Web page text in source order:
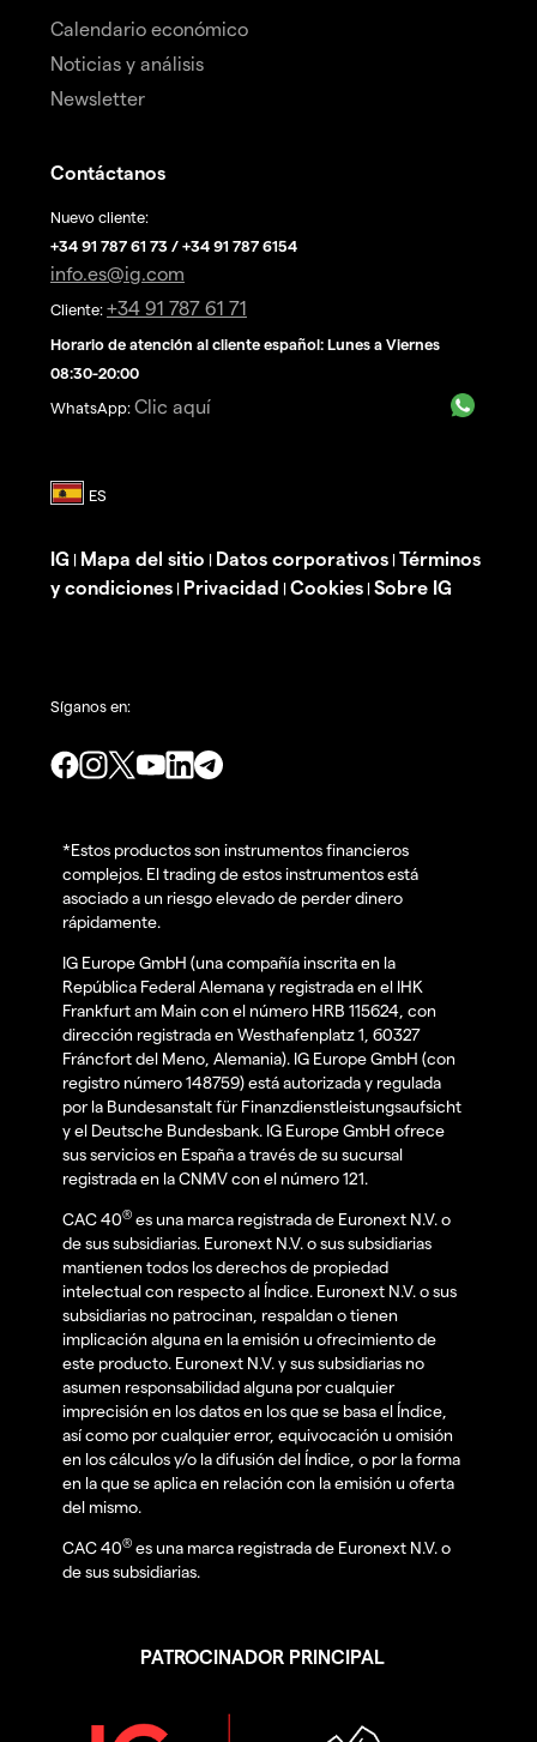
Calendario económico
Noticias y análisis
Newsletter
Contáctanos
Nuevo cliente:
+34 91 787 61 73 / +34 91 787 6154
info.es@ig.com
Cliente: +34 91 787 61 71
Horario de atención al cliente español: Lunes a Viernes
08:30-20:00
WhatsApp: Clic aquí
IG | Mapa del sitio | Datos corporativos | Términos
y condiciones | Privacidad | Cookies | Sobre IG
Síganos en:
*Estos productos son instrumentos financieros
complejos. El trading de estos instrumentos está
asociado a un riesgo elevado de perder dinero
rápidamente.
IG Europe GmbH (una compañía inscrita en la
República Federal Alemana y registrada en el IHK
Frankfurt am Main con el número HRB 115624, con
dirección registrada en Westhafenplatz 1, 60327
Fráncfort del Meno, Alemania). IG Europe GmbH (con
registro número 148759) está autorizada y regulada
por la Bundesanstalt für Finanzdienstleistungsaufsicht
y el Deutsche Bundesbank. IG Europe GmbH ofrece
sus servicios en España a través de su sucursal
registrada en la CNMV con el número 121.
CAC 40® es una marca registrada de Euronext N.V. o
de sus subsidiarias. Euronext N.V. o sus subsidiarias
mantienen todos los derechos de propiedad
intelectual con respecto al Índice. Euronext N.V. o sus
subsidiarias no patrocinan, respaldan o tienen
implicación alguna en la emisión u ofrecimiento de
este producto. Euronext N.V. y sus subsidiarias no
asumen responsabilidad alguna por cualquier
imprecisión en los datos en los que se basa el Índice,
así como por cualquier error, equivocación u omisión
en los cálculos y/o la difusión del Índice, o por la forma
en la que se aplica en relación con la emisión u oferta
del mismo.
CAC 40® es una marca registrada de Euronext N.V. o
de sus subsidiarias.
PATROCINADOR PRINCIPAL